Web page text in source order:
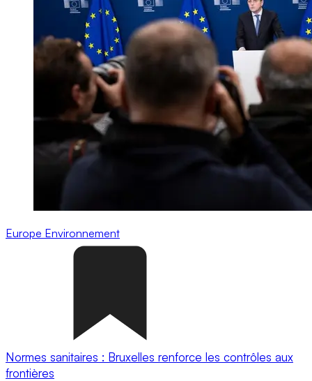
Europe Environnement
Normes sanitaires : Bruxelles renforce les contrôles aux
frontières